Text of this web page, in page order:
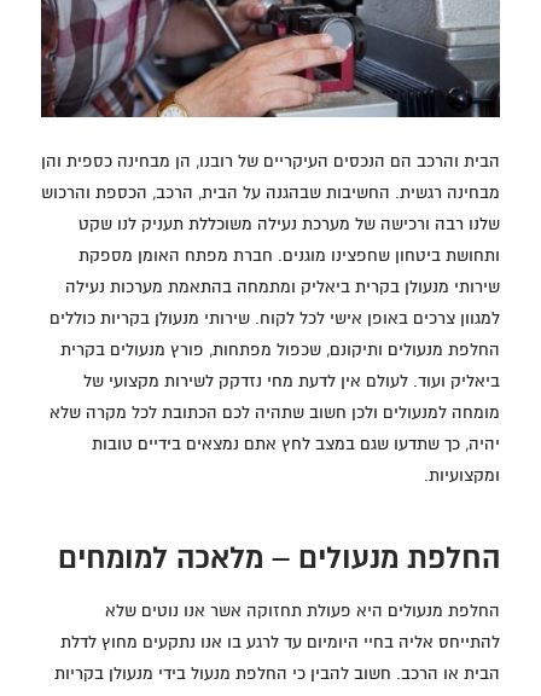
הבית והרכב הם הנכסים העיקריים של רובנו, הן מבחינה כספית והן
מבחינה רגשית. החשיבות שבהגנה על הבית, הרכב, הכספת והרכוש
שלנו רבה ורכישה של מערכת נעילה משוכללת תעניק לנו שקט
ותחושת ביטחון שחפצינו מוגנים. חברת מפתח האומן מספקת
שירותי מנעולן בקרית ביאליק ומתמחה בהתאמת מערכות נעילה
למגוון צרכים באופן אישי לכל לקוח. שירותי מנעולן בקריות כוללים
החלפת מנעולים ותיקונם, שכפול מפתחות, פורץ מנעולים בקרית
ביאליק ועוד. לעולם אין לדעת מחי נזדקק לשירות מקצועי של
מומחה למנעולים ולכן חשוב שתהיה לכם הכתובת לכל מקרה שלא
יהיה, כך שתדעו שגם במצב לחץ אתם נמצאים בידיים טובות
ומקצועיות.
החלפת מנעולים – מלאכה למומחים
החלפת מנעולים היא פעולת תחזוקה אשר אנו נוטים שלא
להתייחס אליה בחיי היומיום עד לרגע בו אנו נתקעים מחוץ לדלת
הבית או הרכב. חשוב להבין כי החלפת מנעול בידי מנעולן בקריות